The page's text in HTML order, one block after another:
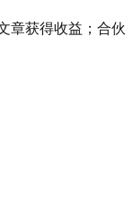
章获得收益；合伙